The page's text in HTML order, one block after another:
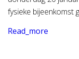
fysieke bijeenkomst
Read_more